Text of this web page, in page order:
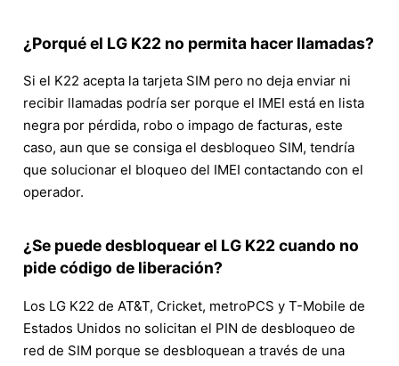
¿Porqué el LG K22 no permita hacer llamadas?
Si el K22 acepta la tarjeta SIM pero no deja enviar ni
recibir llamadas podría ser porque el IMEI está en lista
negra por pérdida, robo o impago de facturas, este
caso, aun que se consiga el desbloqueo SIM, tendría
que solucionar el bloqueo del IMEI contactando con el
operador.
¿Se puede desbloquear el LG K22 cuando no
pide código de liberación?
Los LG K22 de AT&T, Cricket, metroPCS y T-Mobile de
Estados Unidos no solicitan el PIN de desbloqueo de
red de SIM porque se desbloquean a través de una